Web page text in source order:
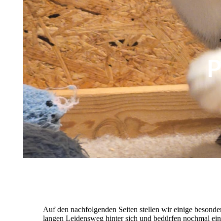
Auf den nachfolgenden Seiten stellen wir einige
langen Leidensweg hinter sich und bedürfen nochmal